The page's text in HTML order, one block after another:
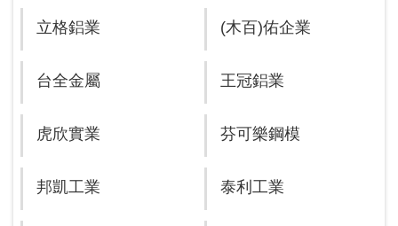
立格鋁業 (木百)佑企業
台全金屬 王冠鋁業
虎欣實業 芬可樂鋼模
邦凱工業 泰利工業